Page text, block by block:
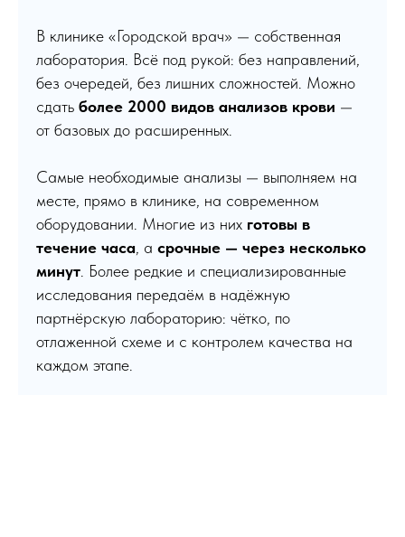
В клинике «Городской врач» — собственная
лаборатория. Всё под рукой: без направлений,
без очередей, без лишних сложностей. Можно
сдать более 2000 видов анализов крови —
от базовых до расширенных.
Самые необходимые анализы — выполняем на
месте, прямо в клинике, на современном
оборудовании. Многие из них готовы в
течение часа, а срочные — через несколько
минут. Более редкие и специализированные
исследования передаём в надёжную
партнёрскую лабораторию: чётко, по
отлаженной схеме и с контролем качества на
каждом этапе.